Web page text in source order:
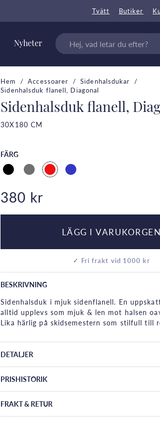
Tvätt Butiker
Nyheter
Hem Accessoarer
Sidenhalsdukar
Sidenhalsduk flanell, Diagonal
Sidenhalsduk flanell,
30X180 CM
FÄRG
380 kr
LÄGG I VARUKORGEN
✓ Fri frakt vid 1000 kr
BESKRIVNING
Sidenhalsduk i mjuk sidenflanell. En
alltid upplevs som mjuk & len mot halsen
Lika härlig på skidsemestern som stilfull till
DETALJER
PRISHISTORIK
FRAKT & RETUR